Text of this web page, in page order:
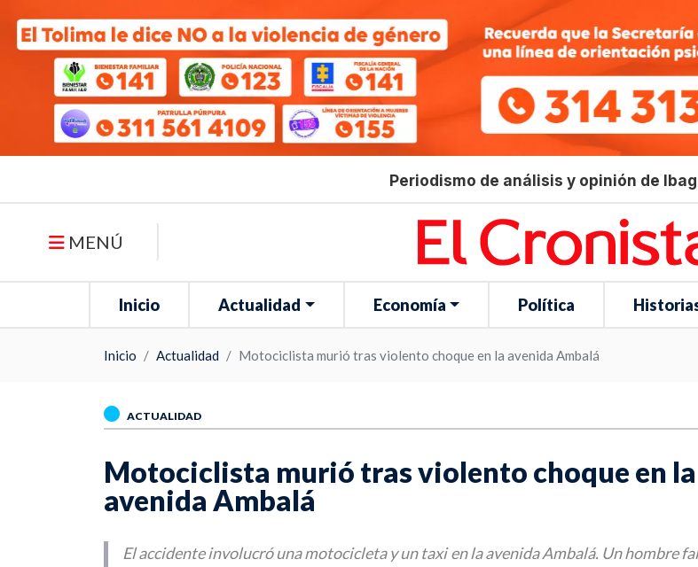
Periodismo de análisis y opinión de
MENÚ
Inicio Actualidad Economía Política
Inicio Actualidad Motociclista murió tras violento choque en la avenida Ambalá
ACTUALIDAD
Motociclista murió tras violento choque en la
avenida Ambalá
El accidente involucró una motocicleta y un taxi en la avenida Ambalá. Un hombre